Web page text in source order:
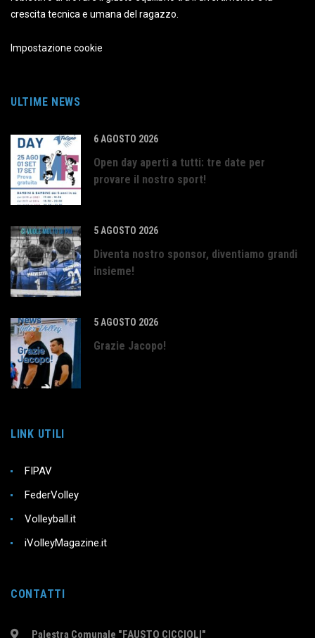
crescita tecnica e umana del ragazzo.
Impostazione cookie
ULTIME NEWS
6 AGOSTO 2026
Open day aperti a tutti: tre date per
provare il nostro sport!
5 AGOSTO 2026
Diventa nostro sponsor, diventiamo grandi
insieme!
5 AGOSTO 2026
Grazie Jacopo!
LINK UTILI
FIPAV
FederVolley
Volleyball.it
iVolleyMagazine.it
CONTATTI
Palestra Comunale "FAUSTO CICCIOLI"